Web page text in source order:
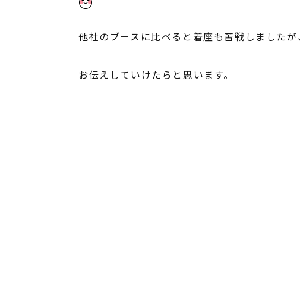
他社のブースに比べると着座も苦戦しました
お伝えしていけたらと思います。